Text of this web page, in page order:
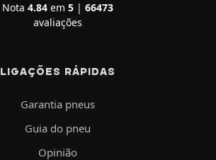
Nota 4.84em 5| 66473
avaliações
LIGAÇÕES RÁPIDAS
Garantia pneus
Guia do pneu
Opinião